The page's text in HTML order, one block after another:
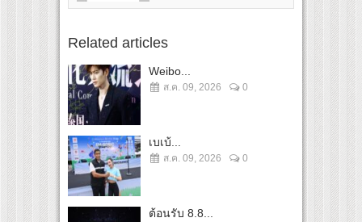
Related articles
Weibo...
ส.ค. 09, 2026 0
เบเบ้...
ส.ค. 09, 2026 0
ต้อนรับ 8.8...